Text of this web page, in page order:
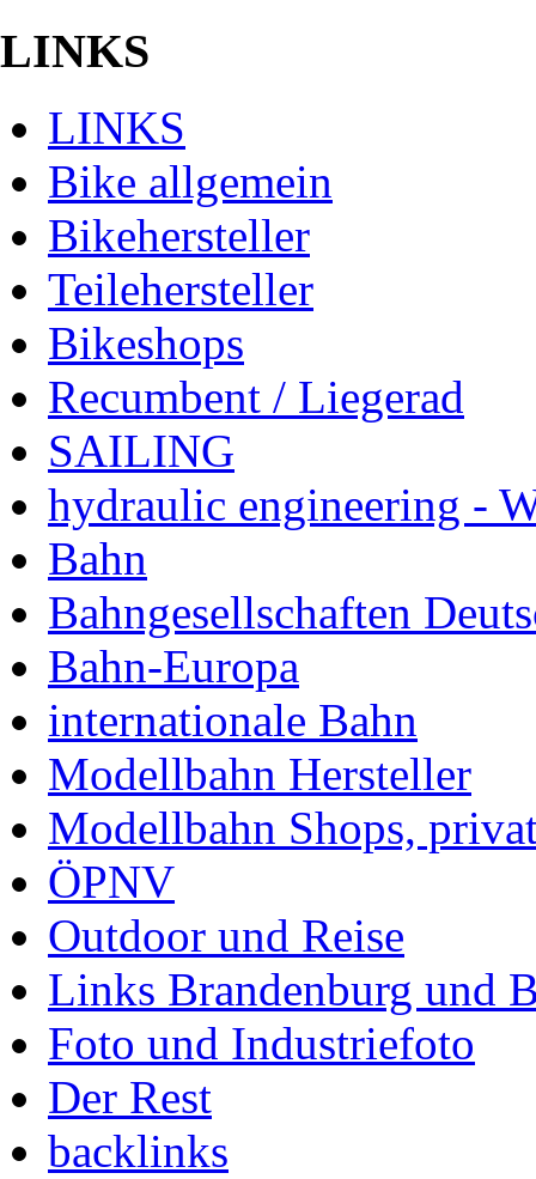
LINKS
LINKS
Bike allgemein
Bikehersteller
Teilehersteller
Bikeshops
Recumbent / Liegerad
SAILING
hydraulic engineering -
Bahn
Bahngesellschaften
Bahn-Europa
internationale Bahn
Modellbahn Hersteller
Modellbahn Shops,
ÖPNV
Outdoor und Reise
Links Brandenburg und
Foto und Industriefoto
Der Rest
backlinks